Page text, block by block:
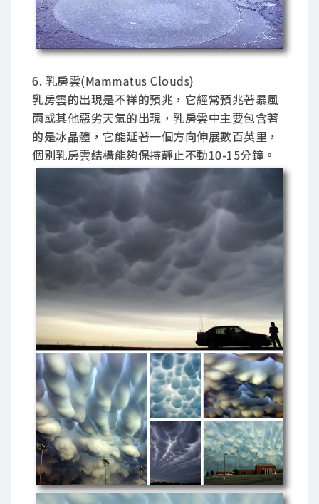
6. 乳房雲(Mammatus Clouds)
乳房雲的出現是不祥的預兆，它經常預兆著暴風
雨或其他惡劣天氣的出現，乳房雲中主要包含著
的是冰晶體，它能延著一個方向伸展數百英里，
個別乳房雲結構能夠保持靜止不動10-15分鐘。